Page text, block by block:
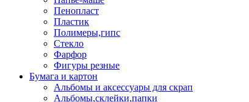
Пенопласт
Пластик
Полимеры,гипс
Стекло
Фарфор
Фигуры резные
Бумага и картон
Альбомы и аксессуары для скрап
Альбомы,склейки,папки